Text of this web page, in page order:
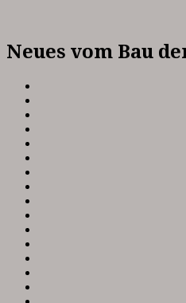
Neues vom Bau